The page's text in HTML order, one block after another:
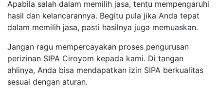
Apabila salah dalam memilih jasa, tentu mempengaruhi
hasil dan kelancarannya. Begitu pula jika Anda tepat
dalam memilih jasa, pasti hasilnya juga memuaskan.
Jangan ragu mempercayakan proses pengurusan
perizinan SIPA Ciroyom kepada kami. Di tangan
ahlinya, Anda bisa mendapatkan izin SIPA berkualitas
sesuai dengan aturan.